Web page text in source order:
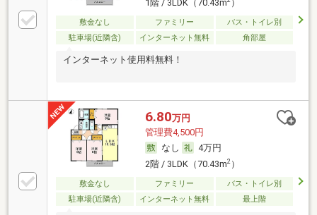
1階 / 3LDK（70.43m ）
敷金なし ファミリー
バス・トイレ別
駐車場(近隣含)
インターネット無料 角部屋
インターネット使用料無料！
6.80万円
管理費4,500円
なし
4万円
2階 / 3LDK（70.43m2）
敷金なし ファミリー
バス・トイレ別
駐車場(近隣含)
インターネット無料 最上階